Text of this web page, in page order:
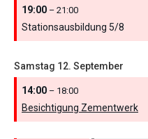
19:00 – 21:00
Stationsausbildung 5/8
Samstag 12. September
14:00 – 18:00
Besichtigung Zementwerk